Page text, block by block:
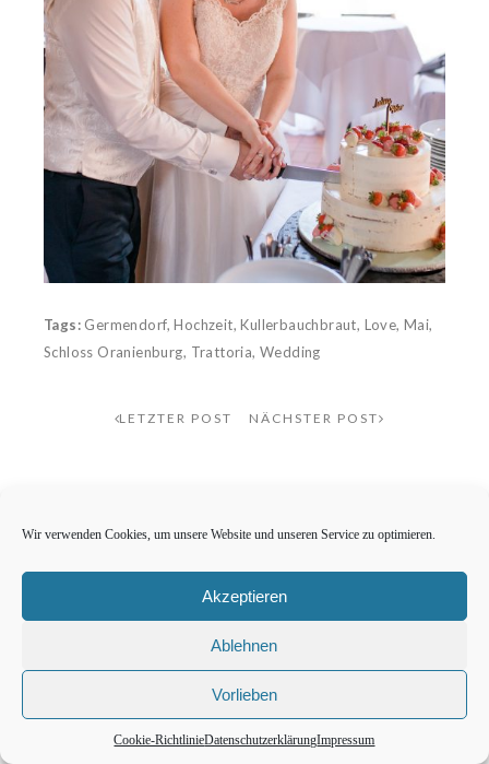
Wir verwenden Cookies, um unsere Website und unseren Service zu optimieren.
Akzeptieren
Ablehnen
Vorlieben
Cookie-RichtlinieDatenschutzerklärungImpressum
Tags: Germendorf,Hochzeit,Kullerbauchbraut, Love, Mai,
Schloss Oranienburg, Trattoria, Wedding
LETZTER POST NÄCHSTER POST